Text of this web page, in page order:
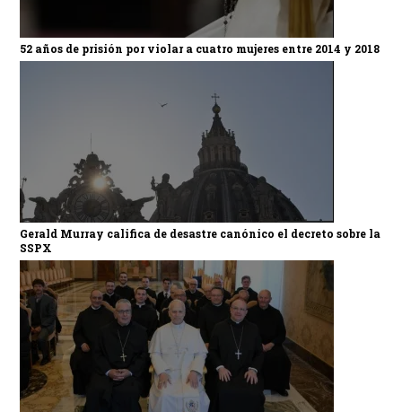
52 años de prisión por violar a cuatro mujeres entre 2014 y 2018
Gerald Murray califica de desastre canónico el decreto sobre la
SSPX